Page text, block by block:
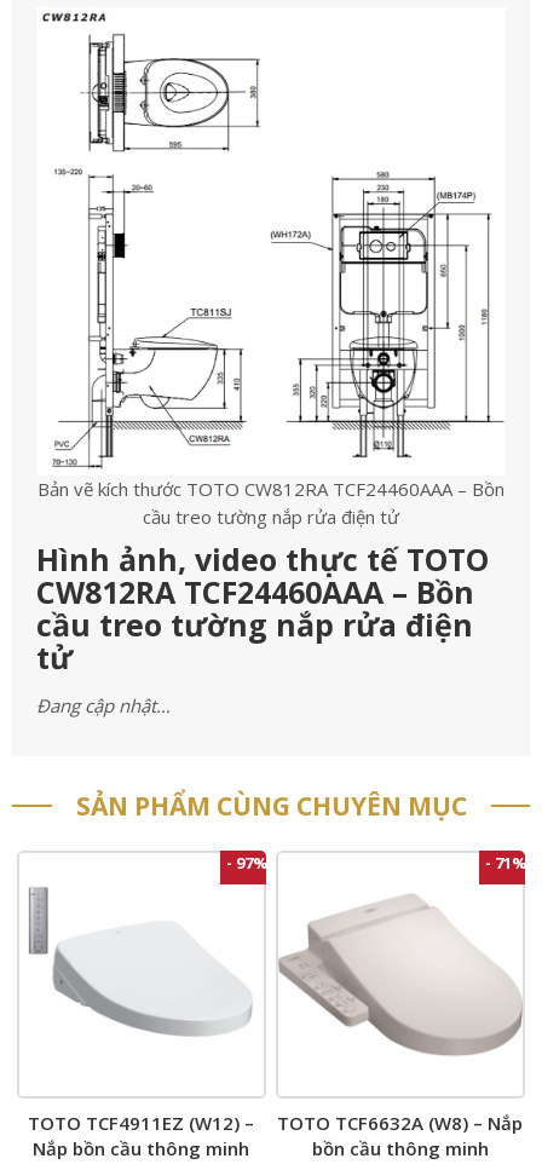
Bản vẽ kích thước TOTO CW812RA TCF24460AAA – Bồn
cầu treo tường nắp rửa điện tử
Hình ảnh, video thực tế TOTO
CW812RA TCF24460AAA – Bồn
cầu treo tường nắp rửa điện
tử
Đang cập nhật…
SẢN PHẨM CÙNG CHUYÊN MỤC
- 97%
TOTO TCF4911EZ (W12) –
Nắp bồn cầu thông minh
- 71%
TOTO TCF6632A (W8) – Nắp
bồn cầu thông minh